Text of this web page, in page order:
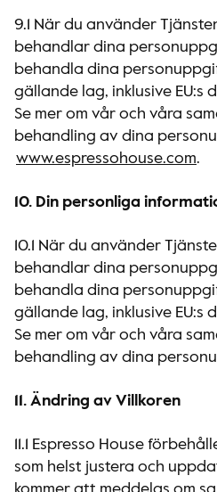
9.1 När du använder
behandlar dina
behandla dina
gällande lag, inklusive EU:s
Se mer om vår och våra
behandling av dina
www.espressohouse.com.
10. Din personliga
10.1 När du använder
behandlar dina
behandla dina
gällande lag, inklusive EU:s
Se mer om vår och våra
behandling av dina
11. Ändring av Villkoren
11.1 Espresso House
som helst justera och